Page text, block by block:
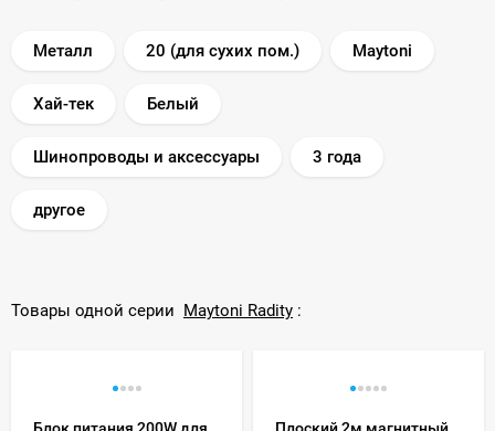
Металл 20 (для сухих пом.) Maytoni
Хай-тек Белый
Шинопроводы и аксессуары 3 года
другое
Товары одной серии Maytoni Radity :
Блок питания 200W для Плоский 2м магнитный